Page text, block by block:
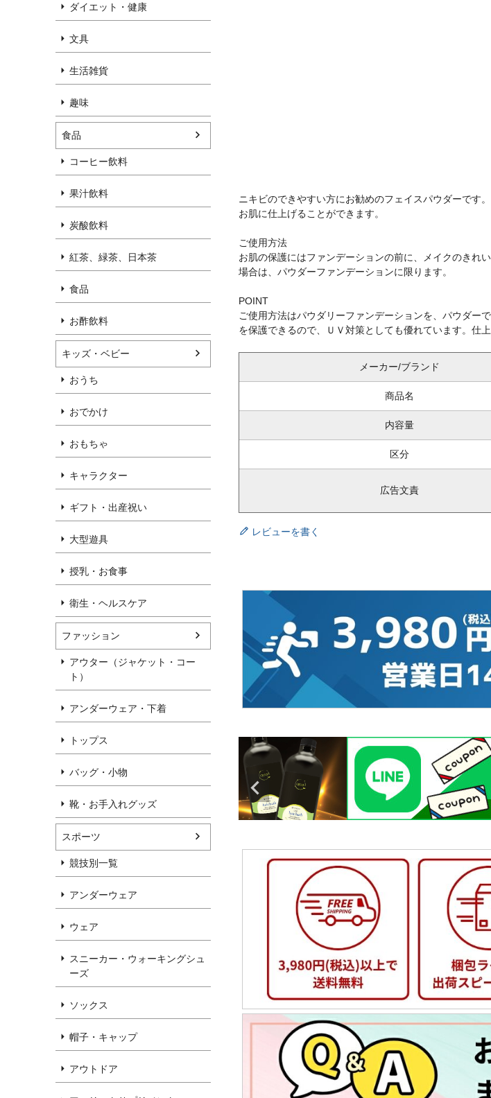
ダイエット・健康
文具
生活雑貨
趣味
食品
コーヒー飲料
果汁飲料
炭酸飲料
紅茶、緑茶、日本茶
食品
お酢飲料
キッズ・ベビー
おうち
おでかけ
おもちゃ
キャラクター
ギフト・出産祝い
大型遊具
授乳・お食事
衛生・ヘルスケア
ファッション
アウター（ジャケット・コー
ト）
アンダーウェア・下着
トップス
バッグ・小物
靴・お手入れグッズ
スポーツ
競技別一覧
アンダーウェア
ウェア
スニーカー・ウォーキングシュ
ーズ
ソックス
帽子・キャップ
アウトドア
ニキビのできやすい方にお勧めのフェイスパウダーです
お肌に仕上げることができます。
ご使用方法
お肌の保護にはファンデーションの前に、メイクのきれ
場合は、パウダーファンデーションに限ります。
POINT
ご使用方法はパウダリーファンデーションを、パウダー
を保護できるので、ＵＶ対策としても優れています。仕
メーカー/ブランド
商品名
内容量
区分
広告文責
レビューを書く